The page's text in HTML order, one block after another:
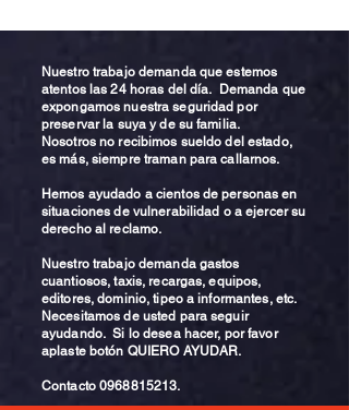
Nuestro trabajo demanda que estemos
atentos las 24 horas del día. Demanda que
expongamos nuestra seguridad por
preservar la suya y de su familia.
Nosotros no recibimos sueldo del estado,
es más, siempre traman para callarnos.
Hemos ayudado a cientos de personas en
situaciones de vulnerabilidad o a ejercer su
derecho al reclamo.
Nuestro trabajo demanda gastos
cuantiosos, taxis, recargas, equipos,
editores, dominio, tipeo a informantes, etc.
Necesitamos de usted para seguir
ayudando. Si lo desea hacer, por favor
aplaste botón QUIERO AYUDAR.
Contacto0968815213.